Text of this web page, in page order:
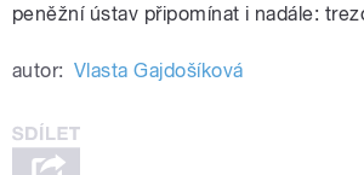
peněžní ústav připomínat i nadále:
autor: Vlasta Gajdošíková